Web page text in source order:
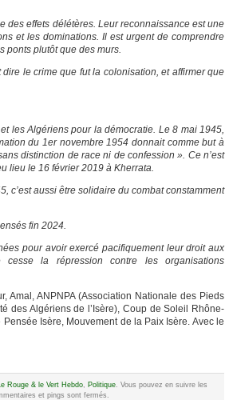
des effets délétères. Leur reconnaissance est une
et les dominations. Il est urgent de comprendre
ponts plutôt que des murs.
le crime que fut la colonisation, et affirmer que
les Algériens pour la démocratie. Le 8 mai 1945,
du 1er novembre 1954 donnait comme but à
distinction de race ni de confession ». Ce n’est
lieu le 16 février 2019 à Kherrata.
c’est aussi être solidaire du combat constamment
fin 2024.
pour avoir exercé pacifiquement leur droit aux
la répression contre les organisations
Amal, ANPNPA (Association Nationale des Pieds
des Algériens de l’Isère), Coup de Soleil Rhône-
Isère, Mouvement de la Paix Isère. Avec le
Rouge & le Vert Hebdo, Politique. Vous pouvez en suivre les
et pings sont fermés.